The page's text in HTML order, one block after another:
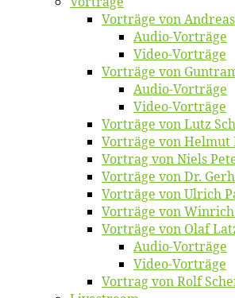
Vor­trä­ge von
Au­dio-Vor­trä­ge
Vi­deo-Vor­trä­ge
Vor­trä­ge von
Au­dio-Vor­trä­ge
Vi­deo-Vor­trä­ge
Vor­trä­ge von Lutz
Vor­trä­ge von Hel­mut
Vor­trag von Niels
Vor­trä­ge von Dr.
Vor­trä­ge von Ul­rich
Vor­trä­ge von
Vor­trä­ge von Olaf
Au­dio-Vor­trä­ge
Vi­deo-Vor­trä­ge
Vor­trag von Rolf